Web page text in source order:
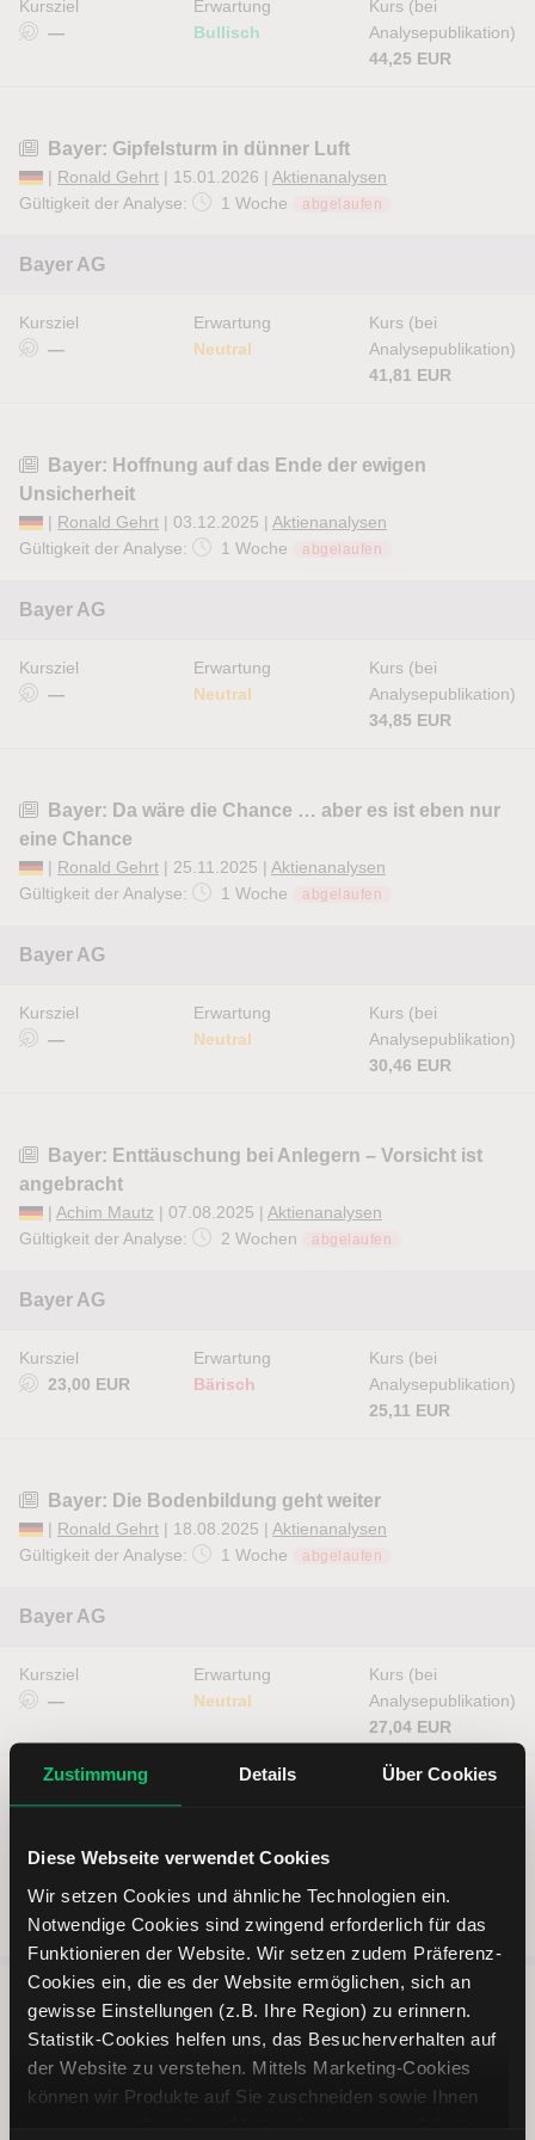
Zustimmung Details Über Cookies
Diese Webseite verwendet Cookies
Wir setzen Cookies und ähnliche Technologien ein.
Notwendige Cookies sind zwingend erforderlich für das
Funktionieren der Website. Wir setzen zudem Präferenz-
Cookies ein, die es der Website ermöglichen, sich an
gewisse Einstellungen (z.B. Ihre Region) zu erinnern.
Statistik-Cookies helfen uns, das Besucherverhalten auf
der Website zu verstehen. Mittels Marketing-Cookies
können wir Produkte auf Sie zuschneiden sowie Ihnen
Kursziel
—
Erwartung
Bullisch
Kurs (bei
Analysepublikation)
44,25 EUR
Bayer: Gipfelsturm in dünner Luft
| Ronald Gehrt | 15.01.2026 | Aktienanalysen
Gültigkeit der Analyse:
1 Woche abgelaufen
Bayer AG
Kursziel
—
Erwartung
Neutral
Kurs (bei
Analysepublikation)
41,81 EUR
Bayer: Hoffnung auf das Ende der ewigen
Unsicherheit
| Ronald Gehrt | 03.12.2025 | Aktienanalysen
Gültigkeit der Analyse:
1 Woche abgelaufen
Bayer AG
Kursziel
—
Erwartung
Neutral
Kurs (bei
Analysepublikation)
34,85 EUR
Bayer: Da wäre die Chance … aber es ist eben nur
eine Chance
| Ronald Gehrt | 25.11.2025 | Aktienanalysen
Gültigkeit der Analyse:
1 Woche abgelaufen
Bayer AG
Kursziel
—
Erwartung
Neutral
Kurs (bei
Analysepublikation)
30,46 EUR
Bayer: Enttäuschung bei Anlegern – Vorsicht ist
angebracht
| Achim Mautz | 07.08.2025 | Aktienanalysen
Gültigkeit der Analyse:
2 Wochen abgelaufen
Bayer AG
Kursziel
23,00 EUR
Erwartung
Bärisch
Kurs (bei
Analysepublikation)
25,11 EUR
Bayer: Die Bodenbildung geht weiter
| Ronald Gehrt | 18.08.2025 | Aktienanalysen
Gültigkeit der Analyse:
1 Woche abgelaufen
Bayer AG
Kursziel
—
Erwartung
Neutral
Kurs (bei
Analysepublikation)
27,04 EUR
5 entscheidende Vorteile vom
Online Broker LYNX